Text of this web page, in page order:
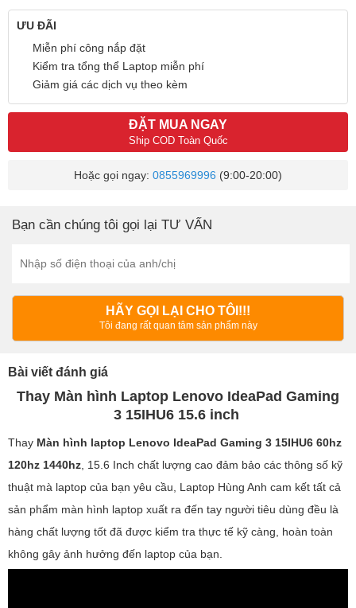
ƯU ĐÃI
Miễn phí công nắp đặt
Kiểm tra tổng thể Laptop miễn phí
Giảm giá các dịch vụ theo kèm
ĐẶT MUA NGAY
Ship COD Toàn Quốc
Hoặc gọi ngay: 0855969996 (9:00-20:00)
Bạn cần chúng tôi gọi lại TƯ VẤN
HÃY GỌI LẠI CHO TÔI!!!
Tôi đang rất quan tâm sản phẩm này
Bài viết đánh giá
Thay Màn hình Laptop Lenovo IdeaPad Gaming
3 15IHU6 15.6 inch
Thay Màn hình laptop Lenovo IdeaPad Gaming 3 15IHU6 60hz
120hz 1440hz, 15.6 Inch chất lượng cao đảm bảo các thông số kỹ
thuật mà laptop của bạn yêu cầu, Laptop Hùng Anh cam kết tất cả
sản phẩm màn hình laptop xuất ra đến tay người tiêu dùng đều là
hàng chất lượng tốt đã được kiểm tra thực tế kỹ càng, hoàn toàn
không gây ảnh hưởng đến laptop của bạn.